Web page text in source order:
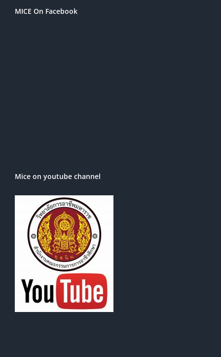
MICE On Facebook
Mice on youtube channel